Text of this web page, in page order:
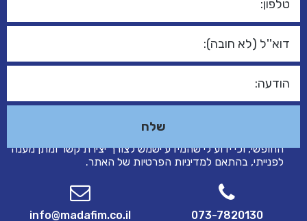
אני מאשר/ת כי הפרטים שמסרתי בטופס זה נמסרו מרצוני
החופשי, וכי ידוע לי שהמידע ישמש לצורך יצירת קשר ומתן מענה
לפנייתי, בהתאם למדיניות הפרטיות של האתר.
073-7820130
info@madafim.co.il